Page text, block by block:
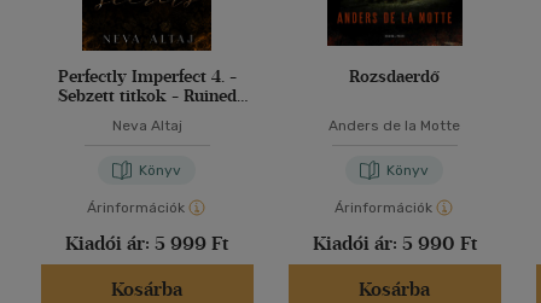
Perfectly Imperfect 4. -
Sebzett titkok - Ruined
Neva Altaj
Könyv
Árinformációk
Kiadói ár: 5 999 Ft
Kosárba
Rozsdaerdő
Anders de la Motte
Könyv
Árinformációk
Kiadói ár: 5 990 Ft
Kosárba